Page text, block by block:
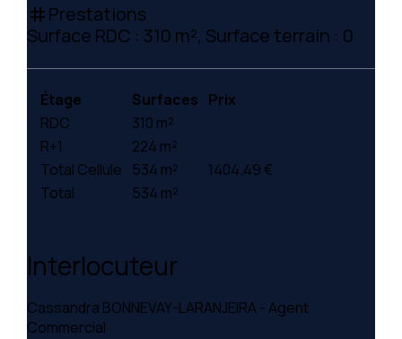
tag Prestations
Surface RDC : 310 m², Surface terrain : 0
Étage Surfaces Prix
RDC
310 m²
R+1
224 m²
Total Cellule 534 m²
1404.49 €
Total
534 m²
Interlocuteur
Cassandra BONNEVAY-LARANJEIRA - Agent
Commercial